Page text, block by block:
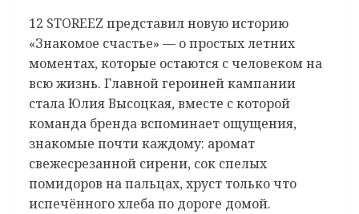
12 STOREEZ представил новую историю
«Знакомое счастье» — о простых летних
моментах, которые остаются с человеком на
всю жизнь. Главной героиней кампании
стала Юлия Высоцкая, вместе с которой
команда бренда вспоминает ощущения,
знакомые почти каждому: аромат
свежесрезанной сирени, сок спелых
помидоров на пальцах, хруст только что
испечённого хлеба по дороге домой.